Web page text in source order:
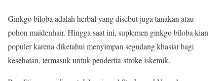
Ginkgo biloba adalah herbal yang disebut juga tanakan atau
pohon maidenhair. Hingga saat ini, suplemen ginkgo biloba kian
populer karena diketahui menyimpan segudang khasiat bagi
kesehatan, termasuk untuk penderita stroke iskemik.